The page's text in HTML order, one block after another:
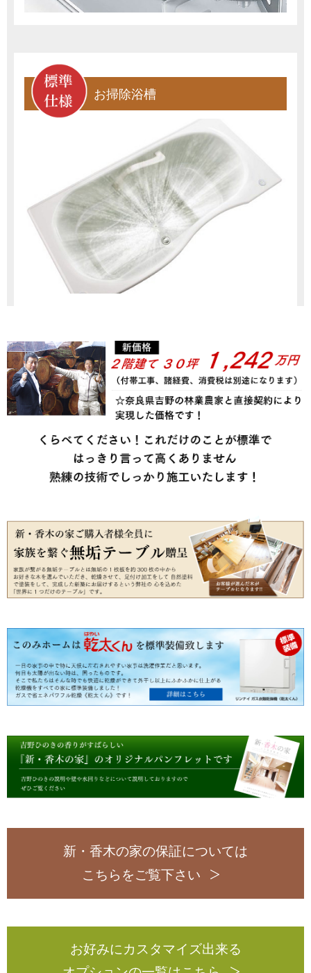
お掃除浴槽
新・香木の家の保証については
こちらをご覧下さい
お好みにカスタマイズ出来る